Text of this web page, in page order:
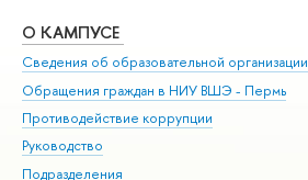
О КАМПУСЕ
Сведения об образовательной организации
Обращения граждан в НИУ ВШЭ - Пермь
Противодействие коррупции
Руководство
Подразделения